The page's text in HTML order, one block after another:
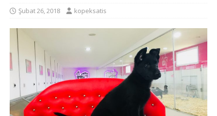
Şubat 26, 2018 kopeksatis